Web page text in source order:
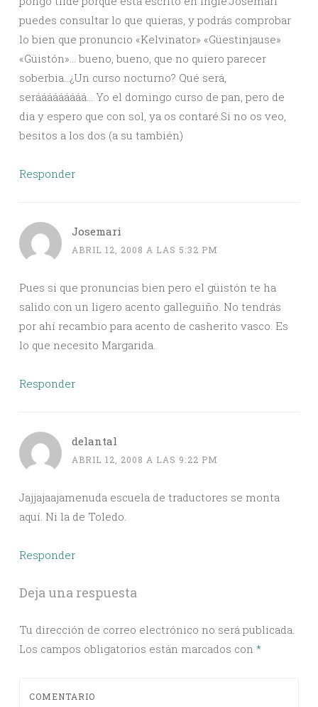
puedes consultar lo que quieras, y podrás comprobar
lo bien que pronuncio «Kelvinator» «Güestinjause»
«Güistón»… bueno, bueno, que no quiero parecer
soberbia…¿Un curso nocturno? Qué será,
serááááááááá… Yo el domingo curso de pan, pero de
dia y espero que con sol, ya os contaré.Si no os veo,
besitos a los dos (a su también)
Responder
Josemari
ABRIL 12, 2008 A LAS 5:32 PM
Pues si que pronuncias bien pero el güistón te ha
salido con un ligero acento galleguiño. No tendrás
por ahí recambio para acento de casherito vasco. Es
lo que necesito Margarida.
Responder
delantal
ABRIL 12, 2008 A LAS 9:22 PM
Jajjajaajamenuda escuela de traductores se monta
aquí. Ni la de Toledo.
Responder
Deja una respuesta
Tu dirección de correo electrónico no será publicada.
Los campos obligatorios están marcados con *
COMENTARIO